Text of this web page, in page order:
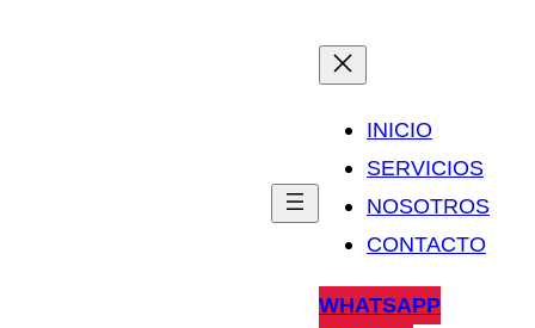
INICIO
SERVICIOS
NOSOTROS
CONTACTO
WHATSAPP